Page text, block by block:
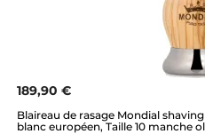
189,90 €
Blaireau de rasage Mondial
blanc européen, Taille 10 manche